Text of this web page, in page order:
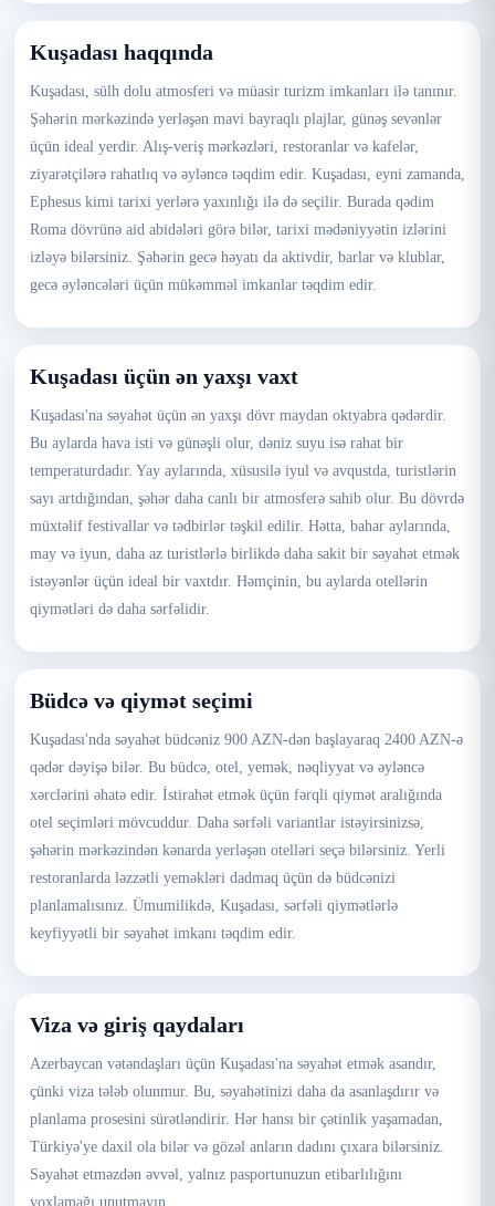
Kuşadası haqqında
Kuşadası, sülh dolu atmosferi və müasir turizm imkanları ilə tanınır.
Şəhərin mərkəzində yerləşən mavi bayraqlı plajlar, günəş sevənlər
üçün ideal yerdir. Alış-veriş mərkəzləri, restoranlar və kafelər,
ziyarətçilərə rahatlıq və əyləncə təqdim edir. Kuşadası, eyni zamanda,
Ephesus kimi tarixi yerlərə yaxınlığı ilə də seçilir. Burada qədim
Roma dövrünə aid abidələri görə bilər, tarixi mədəniyyətin izlərini
izləyə bilərsiniz. Şəhərin gecə həyatı da aktivdir, barlar və klublar,
gecə əyləncələri üçün mükəmməl imkanlar təqdim edir.
Kuşadası üçün ən yaxşı vaxt
Kuşadası'na səyahət üçün ən yaxşı dövr maydan oktyabra qədərdir.
Bu aylarda hava isti və günəşli olur, dəniz suyu isə rahat bir
temperaturdadır. Yay aylarında, xüsusilə iyul və avqustda, turistlərin
sayı artdığından, şəhər daha canlı bir atmosferə sahib olur. Bu dövrdə
müxtəlif festivallar və tədbirlər təşkil edilir. Hətta, bahar aylarında,
may və iyun, daha az turistlərlə birlikdə daha sakit bir səyahət etmək
istəyənlər üçün ideal bir vaxtdır. Həmçinin, bu aylarda otellərin
qiymətləri də daha sərfəlidir.
Büdcə və qiymət seçimi
Kuşadası'nda səyahət büdcəniz 900 AZN-dən başlayaraq 2400 AZN-ə
qədər dəyişə bilər. Bu büdcə, otel, yemək, nəqliyyat və əyləncə
xərclərini əhatə edir. İstirahət etmək üçün fərqli qiymət aralığında
otel seçimləri mövcuddur. Daha sərfəli variantlar istəyirsinizsə,
şəhərin mərkəzindən kənarda yerləşən otelləri seçə bilərsiniz. Yerli
restoranlarda ləzzətli yeməkləri dadmaq üçün də büdcənizi
planlamalısınız. Ümumilikdə, Kuşadası, sərfəli qiymətlərlə
keyfiyyətli bir səyahət imkanı təqdim edir.
Viza və giriş qaydaları
Azerbaycan vətəndaşları üçün Kuşadası'na səyahət etmək asandır,
çünki viza tələb olunmur. Bu, səyahətinizi daha da asanlaşdırır və
planlama prosesini sürətləndirir. Hər hansı bir çətinlik yaşamadan,
Türkiyə'ye daxil ola bilər və gözəl anların dadını çıxara bilərsiniz.
Səyahət etməzdən əvvəl, yalnız pasportunuzun etibarlılığını
yoxlamağı unutmayın.